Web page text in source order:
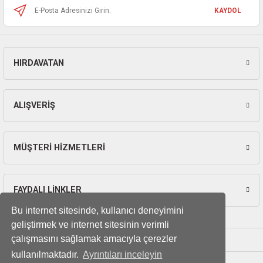
Bu internet sitesinde, kullanıcı deneyimini
geliştirmek ve internet sitesinin verimli
çalışmasını sağlamak amacıyla çerezler
kullanılmaktadır. Ayrıntıları inceleyin
KAYDOL
HIRDAVATAN
ALIŞVERİŞ
MÜŞTERİ HİZMETLERİ
FAYDALI LİNKLER